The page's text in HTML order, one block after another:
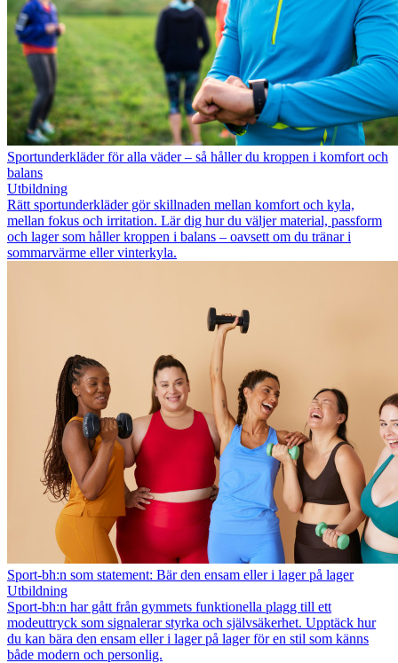
Sportunderkläder för alla väder – så håller du kroppen i komfort och
balans
Utbildning
Rätt sportunderkläder gör skillnaden mellan komfort och kyla,
mellan fokus och irritation. Lär dig hur du väljer material, passform
och lager som håller kroppen i balans – oavsett om du tränar i
sommarvärme eller vinterkyla.
Sport-bh:n som statement: Bär den ensam eller i lager på lager
Utbildning
Sport-bh:n har gått från gymmets funktionella plagg till ett
modeuttryck som signalerar styrka och självsäkerhet. Upptäck hur
du kan bära den ensam eller i lager på lager för en stil som känns
både modern och personlig.